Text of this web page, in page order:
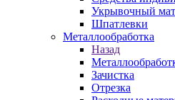
Укрывочный
Шпатлевки
Металлообработка
Назад
Зачистка
Отрезка